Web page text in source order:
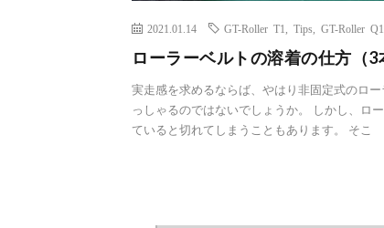
2021.01.14 GT-Roller T1 Tips GT-Roller
ローラーベルトの溶着の仕方（3
実走感を求めるならば、やはり非固定式のロ
っしゃるのではないでしょうか。 しかし、ロ
ていると切れてしまうこともあります。 そこ